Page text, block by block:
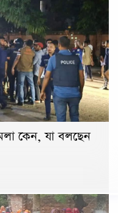
কেন, যা বলছেন